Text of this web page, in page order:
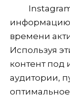
информацию
времени
Используя
контент под
аудитории,